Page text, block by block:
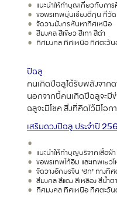
แนะนำให้ทำบุญเกี่ยวกับกา
ขอพรเทพบุ่นเชียงตี่กุน ที่วัด
จัดวางมังกรหันหาทิศเหนือ
สีมงคล สีเขียว สีเทา สีดำ
ทิศมงคล ทิศเหนือ ทิศตะวัน
ปีฉลู
คนเกิดปีฉลูได้รับพลังจากด
นอกจากนี้คนเกิดปีฉลูจะมี
ฉลูจะมีโชค สิ่งที่คิดไว้มีโอก
เสริมดวงปีฉลู ประจำปี
แนะนำให้ทำบุญบริจาคเสื้อผ้
ขอพรเทพไท้อิม และเทพเยว่
จัดวางอักษรจีน ‘ฮก’ ทางทิ
สีมงคล สีแดง สีเหลือง สีน้ำต
ทิศมงคล ทิศเหนือ ทิศตะวัน